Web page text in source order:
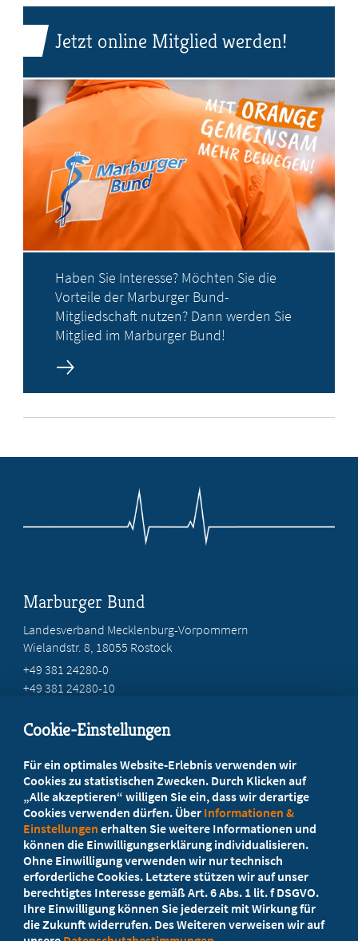
Jetzt online Mitglied werden!
Haben Sie Interesse? Möchten Sie die
Vorteile der Marburger Bund-
Mitgliedschaft nutzen? Dann werden Sie
Mitglied im Marburger Bund!
Marburger Bund
Landesverband Mecklenburg-Vorpommern
Wielandstr. 8, 18055 Rostock
+49 381 24280-0
+49 381 24280-10
Ihr Landesverband berät Sie!
Ansprechpartner
Werden Sie jetzt Mitglied
5 Vorteile einer MB-Mitgliedschaft
Cookie-Einstellungen
Für ein optimales Website-Erlebnis verwenden wir
Cookies zu statistischen Zwecken. Durch Klicken auf
„Alle akzeptieren“ willigen Sie ein, dass wir derartige
Cookies verwenden dürfen. Über Informationen &
Einstellungen erhalten Sie weitere Informationen und
können die Einwilligungserklärung individualisieren.
Ohne Einwilligung verwenden wir nur technisch
erforderliche Cookies. Letztere stützen wir auf unser
berechtigtes Interesse gemäß Art. 6 Abs. 1 lit. f DSGVO.
Ihre Einwilligung können Sie jederzeit mit Wirkung für
die Zukunft widerrufen. Des Weiteren verweisen wir auf